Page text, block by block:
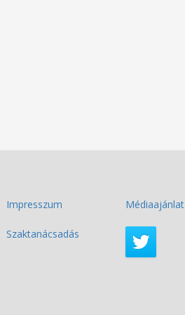
Impresszum Médiaajánlat
Szaktanácsadás